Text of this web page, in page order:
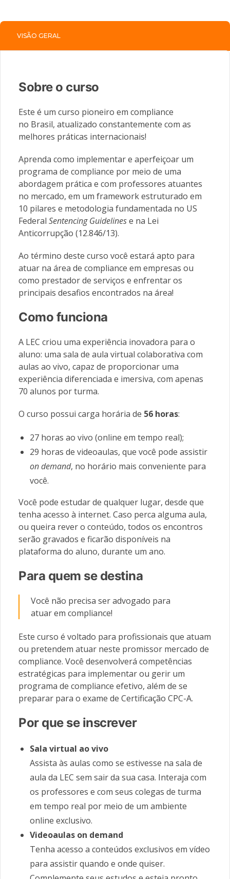
VISÃO GERAL
Sobre o curso
Este é um curso pioneiro em compliance
no Brasil, atualizado constantemente com as
melhores práticas internacionais!
Aprenda como implementar e aperfeiçoar um
programa de compliance por meio de uma
abordagem prática e com professores atuantes
no mercado, em um framework estruturado em
10 pilares e metodologia fundamentada no US
Federal Sentencing Guidelinese na Lei
Anticorrupção (12.846/13).
Ao término deste curso você estará apto para
atuar na área de compliance em empresas ou
como prestador de serviços e enfrentar os
principais desafios encontrados na área!
Como funciona
A LEC criou uma experiência inovadora para o
aluno: uma sala de aula virtual colaborativa com
aulas ao vivo, capaz de proporcionar uma
experiência diferenciada e imersiva, com apenas
70 alunos por turma.
O curso possui carga horária de 56 horas:
27 horas ao vivo (online em tempo real);
29 horas de videoaulas, que você pode assistir
on demand, no horário mais conveniente para
você.
Você pode estudar de qualquer lugar, desde que
tenha acesso à internet. Caso perca alguma aula,
ou queira rever o conteúdo, todos os encontros
serão gravados e ficarão disponíveis na
plataforma do aluno, durante um ano.
Para quem se destina
Você não precisa ser advogado para
atuar em compliance!
Este curso é voltado para profissionais que atuam
ou pretendem atuar neste promissor mercado de
compliance. Você desenvolverá competências
estratégicas para implementar ou gerir um
programa de compliance efetivo, além de se
preparar para o exame de Certificação CPC-A.
Por que se inscrever
Sala virtual ao vivo
Assista às aulas como se estivesse na sala de
aula da LEC sem sair da sua casa. Interaja com
os professores e com seus colegas de turma
em tempo real por meio de um ambiente
online exclusivo.
Videoaulas on demand
Tenha acesso a conteúdos exclusivos em vídeo
para assistir quando e onde quiser.